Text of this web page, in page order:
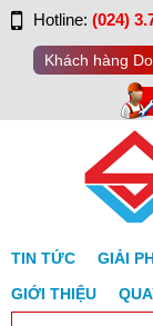
Hotline: (024)
Khách hàng
TIN TỨC GIẢI
GIỚI THIỆU